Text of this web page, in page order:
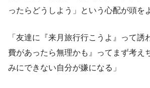
ったらどうしよう」という心配が頭を
「友達に『来月旅行行こうよ』って誘
費があったら無理かも』ってまず考え
みにできない自分が嫌になる」